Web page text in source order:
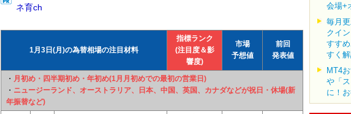
ネ育ch
1月3日(月)の為替相場の注目材料
指標ランク
(注目度＆影
響度)
市場
予想値
前回
発表値
・ 月初め・四半期初め・年初め(1月月初めでの最初の営業日)
・ ニュージーランド、オーストラリア、日本、中国、英国、カナダなどが祝日・休場(新
年振替など)
会場+
毎月
クイ
すす
すく解
MT4
や「
に！